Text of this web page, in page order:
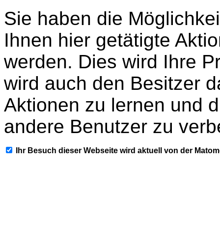
Sie haben die
Ihnen hier getätigte
werden. Dies wird Ihre
wird auch den Besitzer
Aktionen zu lernen und
andere Benutzer zu
Ihr Besuch dieser Webseite wird aktuell von der